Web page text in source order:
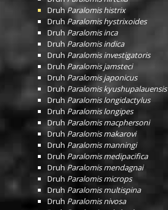
DruhParalomis histrix
Druh Paralomis hystrixoides
Druh Paralomis inca
Druh Paralomis indica
Druh Paralomis investigatoris
Druh Paralomis jamsteci
Druh Paralomis japonicus
Druh Paralomis kyushupalauensis
Druh Paralomis longidactylus
Druh Paralomis longipes
Druh Paralomis macphersoni
Druh Paralomis makarovi
Druh Paralomis manningi
Druh Paralomis medipacifica
Druh Paralomis mendagnai
Druh Paralomis microps
Druh Paralomis multispina
Druh Paralomis nivosa